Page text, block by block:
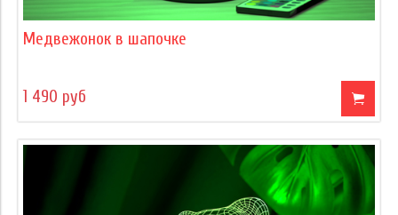
Медвежонок в шапочке
1 490 руб